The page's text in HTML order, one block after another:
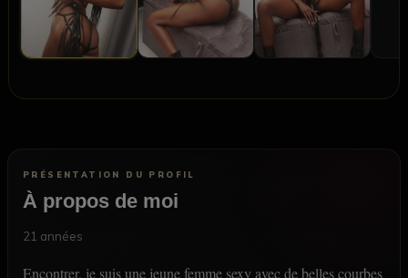
PRÉSENTATION DU PROFIL
À propos de moi
21 années
Encontrer, je suis une jeune femme sexy avec de belles courbes